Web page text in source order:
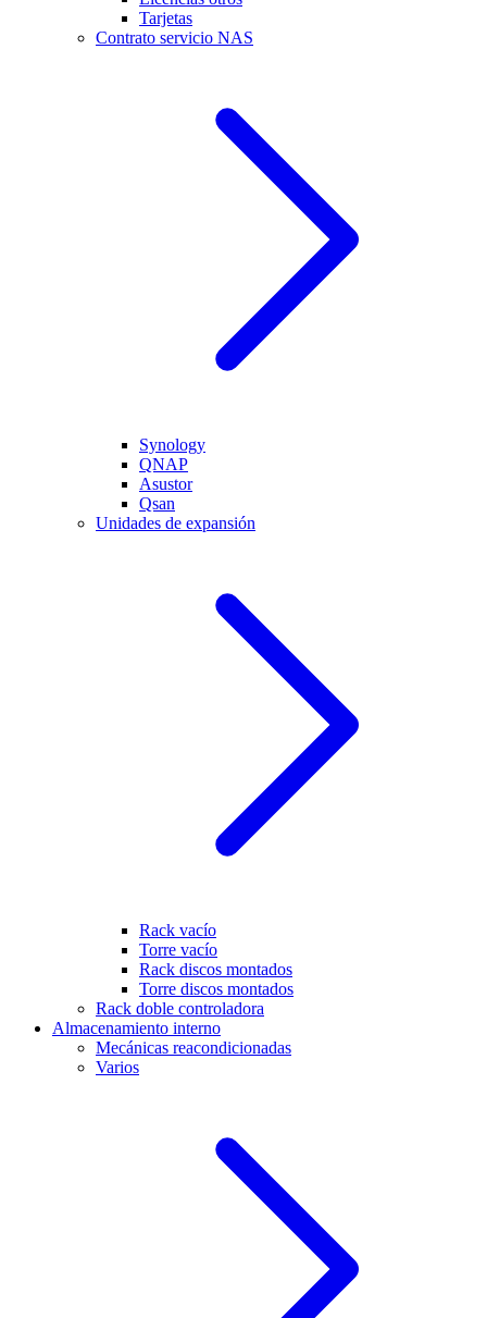
Tarjetas
Contrato servicio NAS
Synology
QNAP
Asustor
Qsan
Unidades de expansión
Rack vacío
Torre vacío
Rack discos montados
Torre discos montados
Rack doble controladora
Almacenamiento interno
Mecánicas reacondicionadas
Varios